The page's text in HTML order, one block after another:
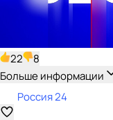
22
8
Больше информации
Россия 24